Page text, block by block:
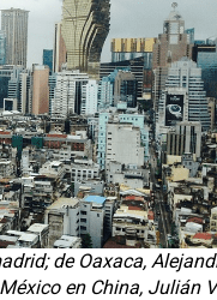
de Oaxaca,
en China, Julián